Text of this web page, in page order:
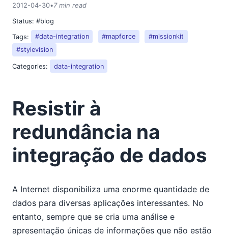
2012-04-30•7 min read
Status: #blog
Tags:
#data-integration #mapforce
#missionkit
#stylevision
Categories: data-integration
Resistir à
redundância na
integração de dados
A Internet disponibiliza uma enorme quantidade de
dados para diversas aplicações interessantes. No
entanto, sempre que se cria uma análise e
apresentação únicas de informações que não estão